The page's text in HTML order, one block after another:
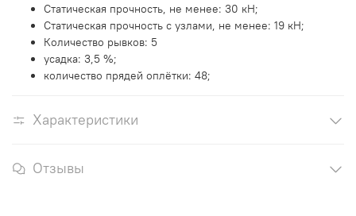
Статическая прочность, не менее: 30 кН;
Статическая прочность с узлами, не менее: 19 кН;
Количество рывков: 5
усадка: 3,5 %;
количество прядей оплётки: 48;
Характеристики
Отзывы